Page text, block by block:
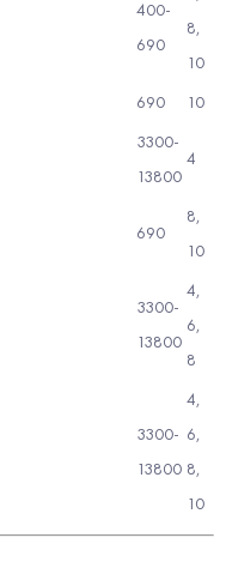
400-
690
8,
10
690 10
3300-
13800
4
690
8,
10
3300-
13800
4,
6,
8
3300-
13800
4,
6,
8,
10